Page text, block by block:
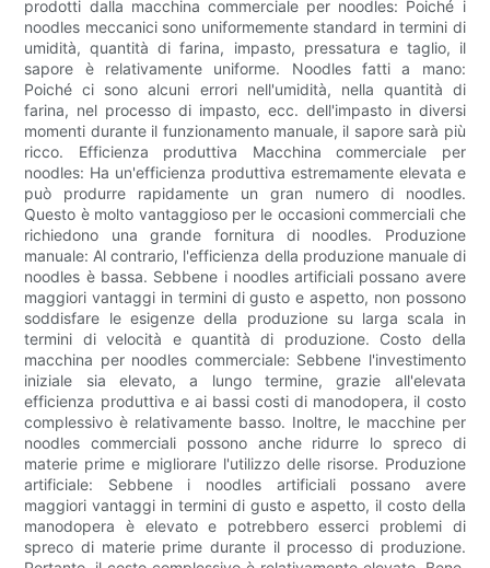
prodotti dalla macchina commerciale per noodles: Poiché i
noodles meccanici sono uniformemente standard in termini di
umidità, quantità di farina, impasto, pressatura e taglio, il
sapore è relativamente uniforme. Noodles fatti a mano:
Poiché ci sono alcuni errori nell'umidità, nella quantità di
farina, nel processo di impasto, ecc. dell'impasto in diversi
momenti durante il funzionamento manuale, il sapore sarà più
ricco. Efficienza produttiva Macchina commerciale per
noodles: Ha un'efficienza produttiva estremamente elevata e
può produrre rapidamente un gran numero di noodles.
Questo è molto vantaggioso per le occasioni commerciali che
richiedono una grande fornitura di noodles. Produzione
manuale: Al contrario, l'efficienza della produzione manuale di
noodles è bassa. Sebbene i noodles artificiali possano avere
maggiori vantaggi in termini di gusto e aspetto, non possono
soddisfare le esigenze della produzione su larga scala in
termini di velocità e quantità di produzione. Costo della
macchina per noodles commerciale: Sebbene l'investimento
iniziale sia elevato, a lungo termine, grazie all'elevata
efficienza produttiva e ai bassi costi di manodopera, il costo
complessivo è relativamente basso. Inoltre, le macchine per
noodles commerciali possono anche ridurre lo spreco di
materie prime e migliorare l'utilizzo delle risorse. Produzione
artificiale: Sebbene i noodles artificiali possano avere
maggiori vantaggi in termini di gusto e aspetto, il costo della
manodopera è elevato e potrebbero esserci problemi di
spreco di materie prime durante il processo di produzione.